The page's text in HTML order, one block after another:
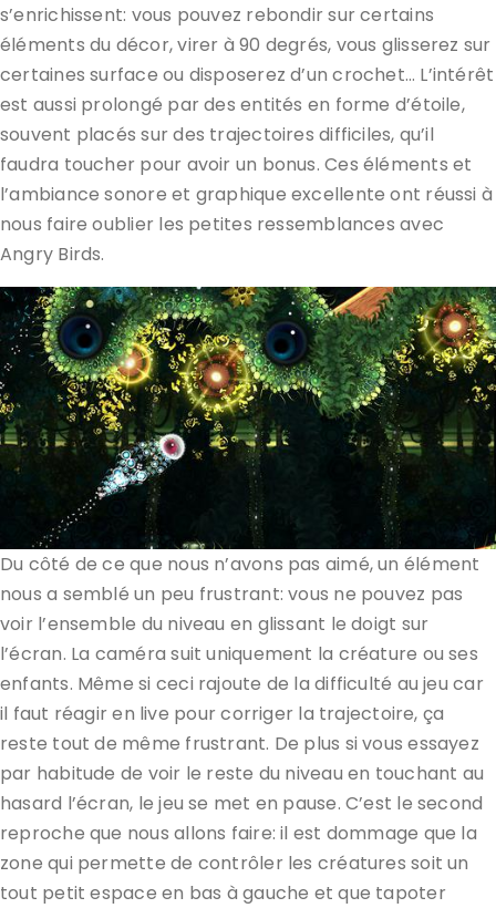
s’enrichissent: vous pouvez rebondir sur certains
éléments du décor, virer à 90 degrés, vous glisserez sur
certaines surface ou disposerez d’un crochet… L’intérêt
est aussi prolongé par des entités en forme d’étoile,
souvent placés sur des trajectoires difficiles, qu’il
faudra toucher pour avoir un bonus. Ces éléments et
l’ambiance sonore et graphique excellente ont réussi à
nous faire oublier les petites ressemblances avec
Angry Birds.
Du côté de ce que nous n’avons pas aimé, un élément
nous a semblé un peu frustrant: vous ne pouvez pas
voir l’ensemble du niveau en glissant le doigt sur
l’écran. La caméra suit uniquement la créature ou ses
enfants. Même si ceci rajoute de la difficulté au jeu car
il faut réagir en live pour corriger la trajectoire, ça
reste tout de même frustrant. De plus si vous essayez
par habitude de voir le reste du niveau en touchant au
hasard l’écran, le jeu se met en pause. C’est le second
reproche que nous allons faire: il est dommage que la
zone qui permette de contrôler les créatures soit un
tout petit espace en bas à gauche et que tapoter